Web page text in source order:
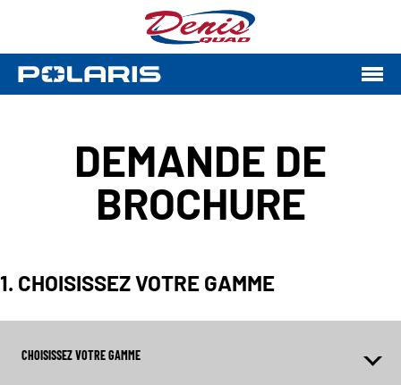
DEMANDE DE
BROCHURE
1. CHOISISSEZ VOTRE GAMME
CHOISISSEZ VOTRE GAMME